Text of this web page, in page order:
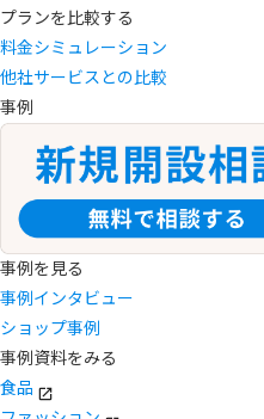
プランを比較する
料金シミュレーション
他社サービスとの比較
事例
事例を見る
事例インタビュー
ショップ事例
事例資料をみる
食品